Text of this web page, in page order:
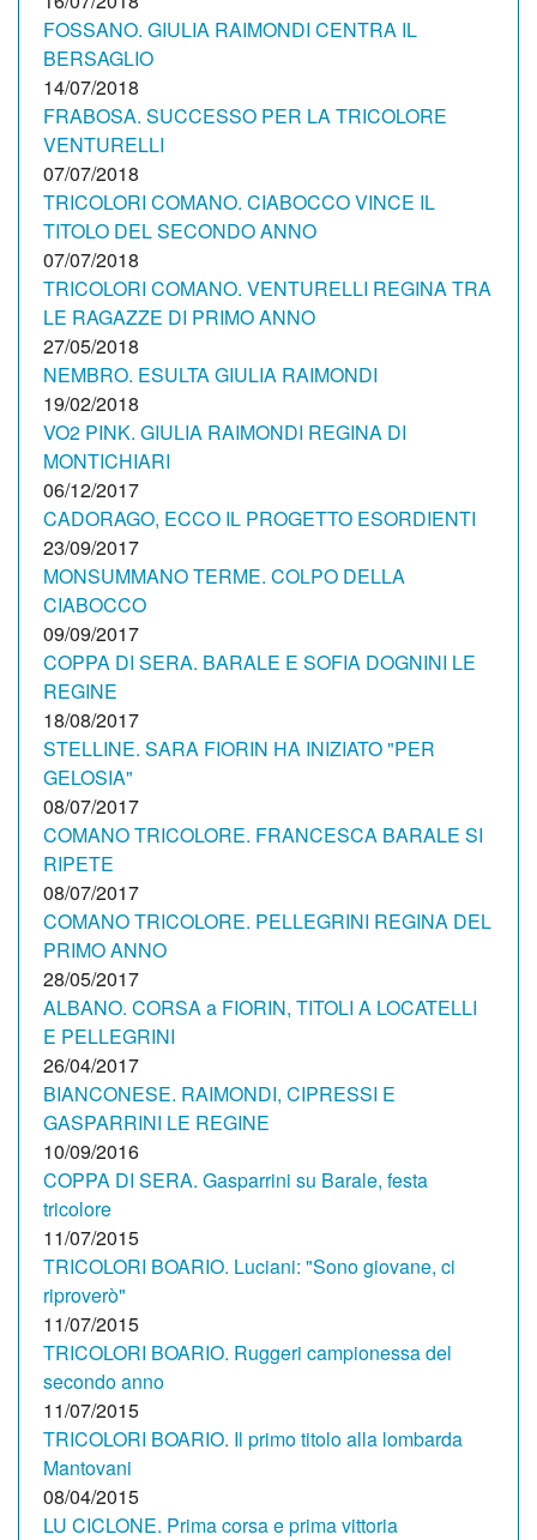
FOSSANO. GIULIA RAIMONDI CENTRA IL
BERSAGLIO
14/07/2018
FRABOSA. SUCCESSO PER LA TRICOLORE
VENTURELLI
07/07/2018
TRICOLORI COMANO. CIABOCCO VINCE IL
TITOLO DEL SECONDO ANNO
07/07/2018
TRICOLORI COMANO. VENTURELLI REGINA TRA
LE RAGAZZE DI PRIMO ANNO
27/05/2018
NEMBRO. ESULTA GIULIA RAIMONDI
19/02/2018
VO2 PINK. GIULIA RAIMONDI REGINA DI
MONTICHIARI
06/12/2017
CADORAGO, ECCO IL PROGETTO ESORDIENTI
23/09/2017
MONSUMMANO TERME. COLPO DELLA
CIABOCCO
09/09/2017
COPPA DI SERA. BARALE E SOFIA DOGNINI LE
REGINE
18/08/2017
STELLINE. SARA FIORIN HA INIZIATO "PER
GELOSIA"
08/07/2017
COMANO TRICOLORE. FRANCESCA BARALE SI
RIPETE
08/07/2017
COMANO TRICOLORE. PELLEGRINI REGINA DEL
PRIMO ANNO
28/05/2017
ALBANO. CORSA a FIORIN, TITOLI A LOCATELLI
E PELLEGRINI
26/04/2017
BIANCONESE. RAIMONDI, CIPRESSI E
GASPARRINI LE REGINE
10/09/2016
COPPA DI SERA. Gasparrini su Barale, festa
tricolore
11/07/2015
TRICOLORI BOARIO. Luciani: "Sono giovane, ci
riproverò"
11/07/2015
TRICOLORI BOARIO. Ruggeri campionessa del
secondo anno
11/07/2015
TRICOLORI BOARIO. Il primo titolo alla lombarda
Mantovani
08/04/2015
LU CICLONE. Prima corsa e prima vittoria